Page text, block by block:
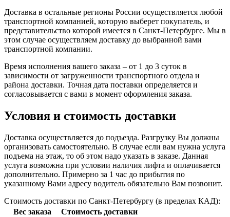
Доставка в остальные регионы России осуществляется любой
транспортной компанией, которую выберет покупатель, и
представительство которой имеется в Санкт-Петербурге. Мы в
этом случае осуществляем доставку до выбранной вами
транспортной компании.
Время исполнения вашего заказа – от 1 до 3 суток в
зависимости от загруженности транспортного отдела и
района доставки. Точная дата поставки определяется и
согласовывается с вами в момент оформления заказа.
Условия и стоимость доставки
Доставка осуществляется до подъезда. Разгрузку Вы должны
организовать самостоятельно. В случае если вам нужна услуга
подъема на этаж, то об этом надо указать в заказе. Данная
услуга возможна при условии наличия лифта и оплачивается
дополнительно. Примерно за 1 час до прибытия по
указанному Вами адресу водитель обязательно Вам позвонит.
Стоимость доставки по Санкт-Петербургу (в пределах КАД):
Вес заказа
Стоимость доставки